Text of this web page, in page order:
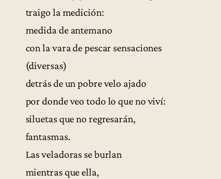
traigo la medición:
medida de antemano
con la vara de pescar sensaciones
(diversas)
detrás de un pobre velo ajado
por donde veo todo lo que no viví:
siluetas que no regresarán,
fantasmas.
Las veladoras se burlan
mientras que ella,